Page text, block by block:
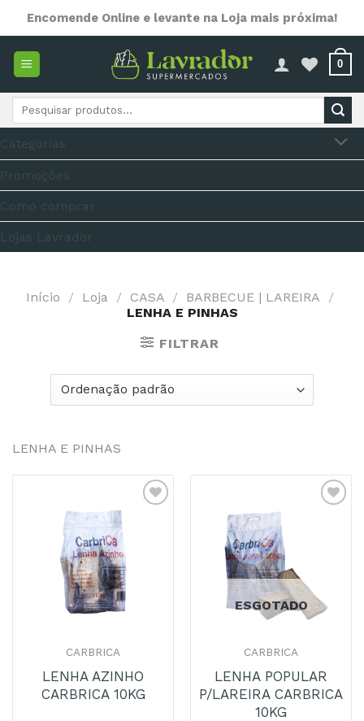
content
Encomende Online e levante na Loja mais próxima!
0
Pesquisar
Início / Loja / CASA / BARBECUE | LAREIRA
/
LENHA E PINHAS
FILTRAR
LENHA E PINHAS
Adicionar
Favoritos
CARBRICA
LENHA AZINHO
CARBRICA 10KG
ESGOTADO
CARBRICA
LENHA POPULAR
P/LAREIRA CARBRICA
10KG